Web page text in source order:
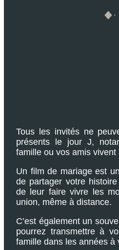
Tous les invités ne
présents le jour J,
famille ou vos amis vivent
Un film de mariage est
de partager votre
de leur faire vivre les
union, même à distance.
C’est également un
pourrez transmettre à
famille dans les années à